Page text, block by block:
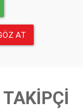
AT
TAKİPÇİ